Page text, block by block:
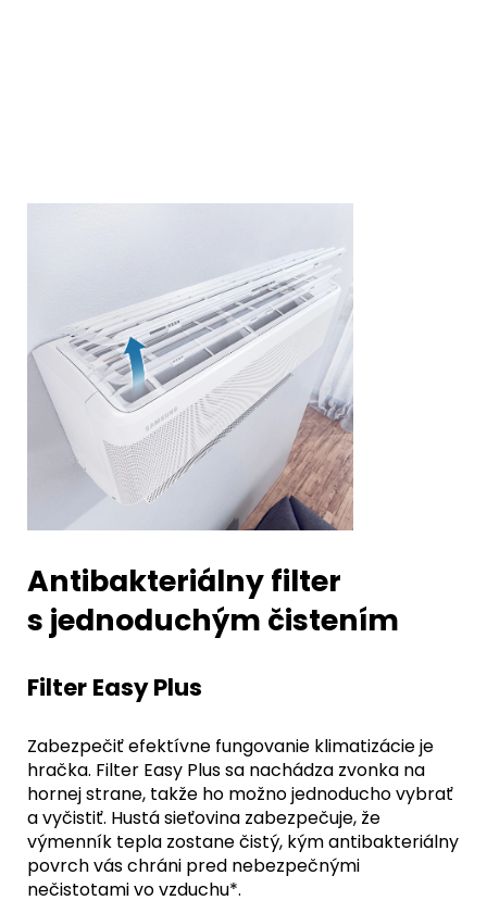
Antibakteriálny filter
s jednoduchým čistením
Filter Easy Plus
Zabezpečiť efektívne fungovanie klimatizácie je
hračka. Filter Easy Plus sa nachádza zvonka na
hornej strane, takže ho možno jednoducho vybrať
a vyčistiť. Hustá sieťovina zabezpečuje, že
výmenník tepla zostane čistý, kým antibakteriálny
povrch vás chráni pred nebezpečnými
nečistotami vo vzduchu*.